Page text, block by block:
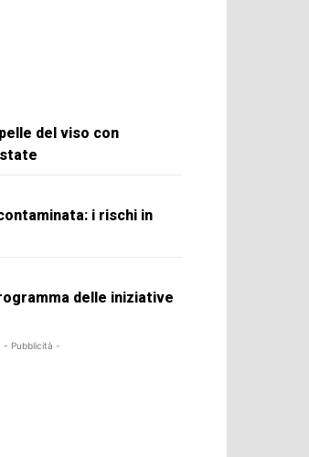
del viso con
i rischi in
delle iniziative
- Pubblicità -